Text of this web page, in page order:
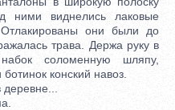
ними виднелись лаковые
они были до
трава. Держа руку в
соломенную шляпу,
конский навоз.